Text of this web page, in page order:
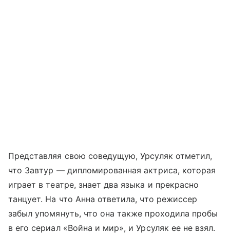
Представляя свою соведущую, Урсуляк отметил,
что Завтур — дипломированная актриса, которая
играет в театре, знает два языка и прекрасно
танцует. На что Анна ответила, что режиссер
забыл упомянуть, что она также проходила пробы
в его сериал «Война и мир», и Урсуляк ее не взял.